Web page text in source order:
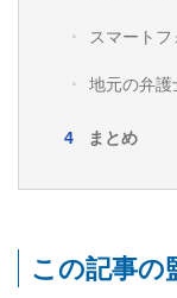
スマートフ
地元の弁護
まとめ
この記事の